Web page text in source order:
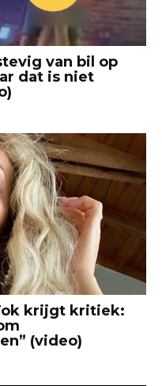
van bil op
dat is niet
krijgt kritiek:
(video)